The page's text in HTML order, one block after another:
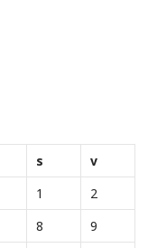
s
v
1
2
8
9